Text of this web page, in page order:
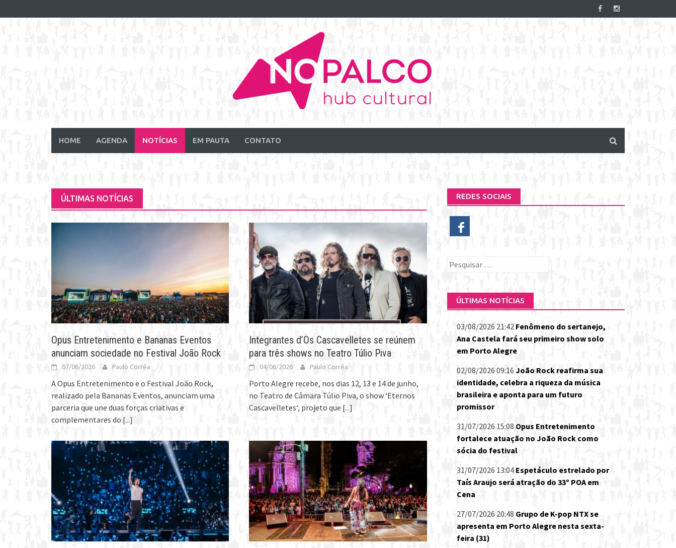
to
HOME AGENDA NOTÍCIAS EM PAUTA CONTATO
ÚLTIMAS NOTÍCIAS
Opus Entretenimento e Bananas Eventos
anunciam sociedade no Festival João Rock
07/06/2026 Paulo Corrêa
A Opus Entretenimento e o Festival João Rock,
realizado pela Bananas Eventos, anunciam uma
parceria que une duas forças criativas e
complementares do [...]
Integrantes d’Os Cascavelletes se reúnem
para três shows no Teatro Túlio Piva
04/06/2026 Paulo Corrêa
Porto Alegre recebe, nos dias 12, 13 e 14 de junho,
no Teatro de Câmara Túlio Piva, o show ‘Eternos
Cascavelletes‘, projeto que [...]
REDES SOCIAIS
Pesquisar
ÚLTIMAS NOTÍCIAS
03/08/2026 21:42 Fenômeno do sertanejo,
Ana Castela fará seu primeiro show solo
em Porto Alegre
02/08/2026 09:16 João Rock reafirma sua
identidade, celebra a riqueza da música
brasileira e aponta para um futuro
promissor
31/07/2026 15:08 Opus Entretenimento
fortalece atuação no João Rock como
sócia do festival
31/07/2026 13:04 Espetáculo estrelado por
Taís Araujo será atração do 33º POA em
Cena
27/07/2026 20:48 Grupo de K-pop NTX se
apresenta em Porto Alegre nesta sexta-
feira (31)